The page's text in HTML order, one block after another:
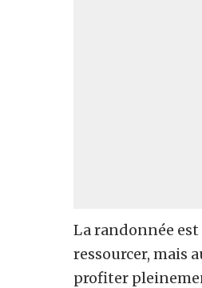
La randonnée
ressourcer, mais
profiter